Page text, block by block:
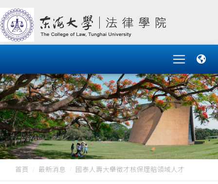
首頁 最新消息 國泰人壽大舉徵才核保理賠領域人才